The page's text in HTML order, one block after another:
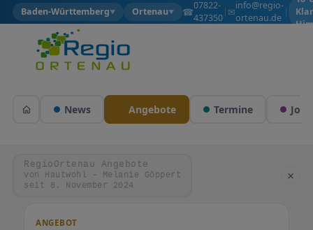
Baden-Württemberg▼ Ortenau▼ ☎07822-
437350
| ✉info@regio-
ortenau.de
|
News Angebote Termine Jobs
RegioOrtenau Angebote
von Hautwohl - Melanie Göppert
seit 8. November 2024
×
ANGEBOT